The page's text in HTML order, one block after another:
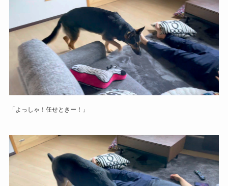
「よっしゃ！任せときー！」